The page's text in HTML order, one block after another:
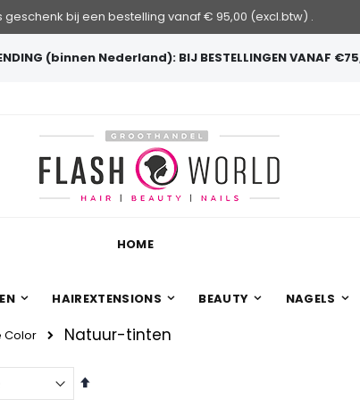
geschenk bij een bestelling vanaf € 95,00 (excl.btw) .
(binnen Nederland): BIJ BESTELLINGEN VANAF
HOME
HAIREXTENSIONS BEAUTY NAGELS
Color Natuur-tinten
Van